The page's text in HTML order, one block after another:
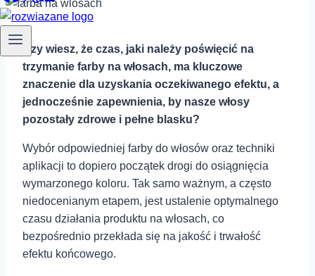
Czy wiesz, że czas, jaki należy poświęcić‍ na
trzymanie farby na włosach, ma kluczowe
znaczenie dla uzyskania oczekiwanego efektu, a
jednocześnie zapewnienia, by nasze włosy
pozostały zdrowe i pełne blasku?
Wybór odpowiedniej farby do włosów oraz techniki
aplikacji to dopiero początek drogi do osiągnięcia
wymarzonego koloru. Tak⁣ samo ważnym, a często
niedocenianym etapem, jest ustalenie optymalnego
czasu działania⁢ produktu na⁢ włosach, co
bezpośrednio przekłada się na jakość i trwałość
efektu końcowego.